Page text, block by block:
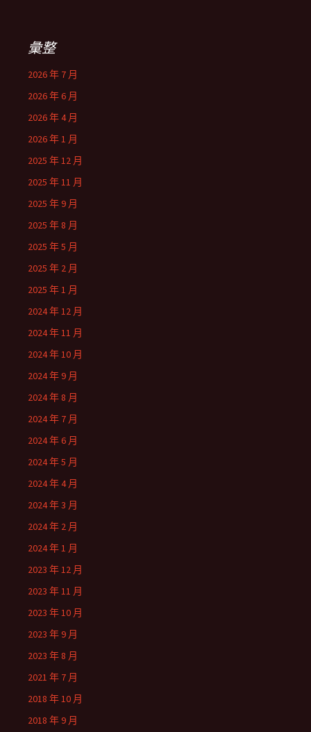
彙整
2026 年 7 月
2026 年 6 月
2026 年 4 月
2026 年 1 月
2025 年 12 月
2025 年 11 月
2025 年 9 月
2025 年 8 月
2025 年 5 月
2025 年 2 月
2025 年 1 月
2024 年 12 月
2024 年 11 月
2024 年 10 月
2024 年 9 月
2024 年 8 月
2024 年 7 月
2024 年 6 月
2024 年 5 月
2024 年 4 月
2024 年 3 月
2024 年 2 月
2024 年 1 月
2023 年 12 月
2023 年 11 月
2023 年 10 月
2023 年 9 月
2023 年 8 月
2021 年 7 月
2018 年 10 月
2018 年 9 月